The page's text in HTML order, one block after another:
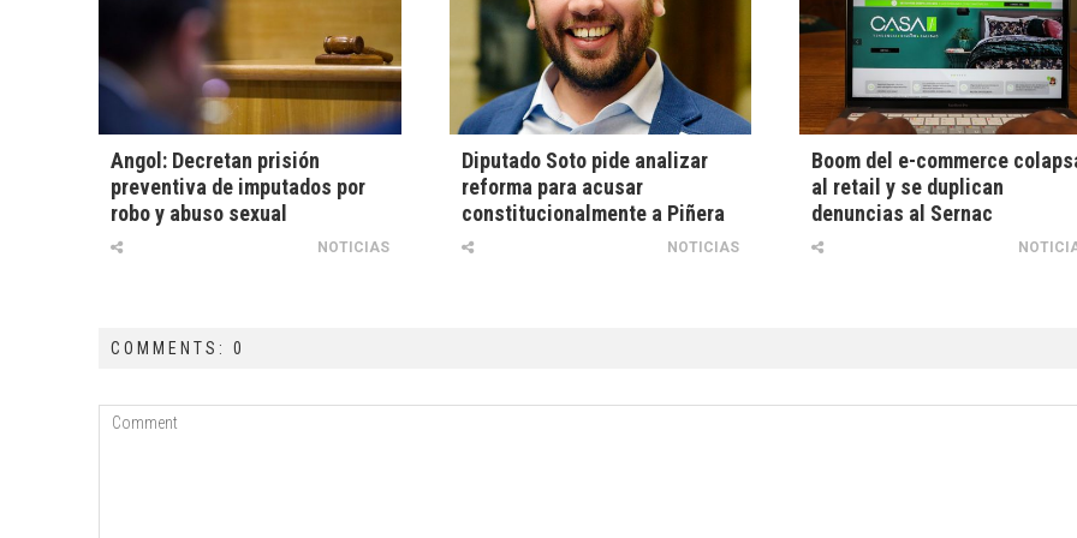
Angol: Decretan prisión
preventiva de imputados por
robo y abuso sexual
NOTICIAS
Diputado Soto pide analizar
reforma para acusar
constitucionalmente a Piñera
NOTICIAS
Boom del e-commerce
al retail y se duplican
denuncias al Sernac
COMMENTS: 0